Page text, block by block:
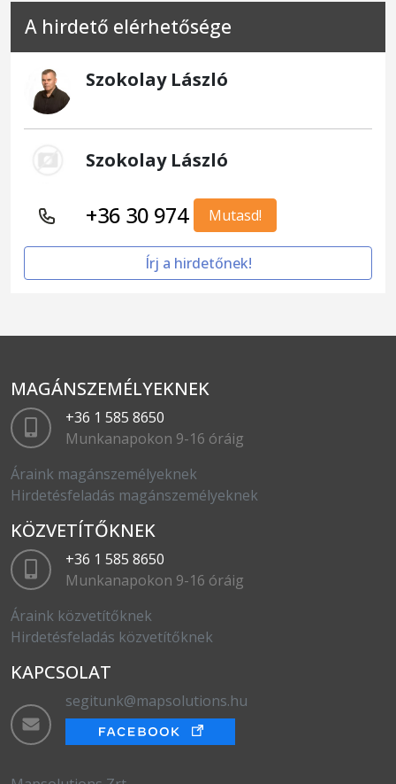
A hirdető elérhetősége
Szokolay László
Szokolay László
+36 30 974 Mutasd!
Írj a hirdetőnek!
MAGÁNSZEMÉLYEKNEK
+36 1 585 8650
Munkanapokon 9-16 óráig
Áraink magánszemélyeknek
Hirdetésfeladás magánszemélyeknek
KÖZVETÍTŐKNEK
+36 1 585 8650
Munkanapokon 9-16 óráig
Áraink közvetítőknek
Hirdetésfeladás közvetítőknek
KAPCSOLAT
segitunk@mapsolutions.hu